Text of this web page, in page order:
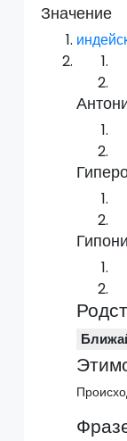
Значение